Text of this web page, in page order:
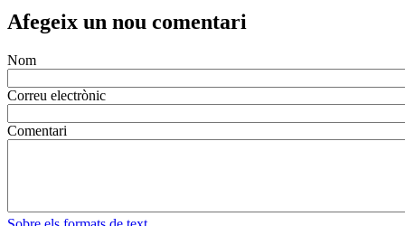
Afegeix un nou comentari
Nom
Correu electrònic
Comentari